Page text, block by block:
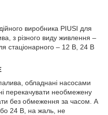
виробника PIUSI для
з різного виду живлення –
стаціонарного – 12 В, 24 В
обладнані насосами
перекачувати необмежену
без обмеження за часом. А
24 В, на жаль, не